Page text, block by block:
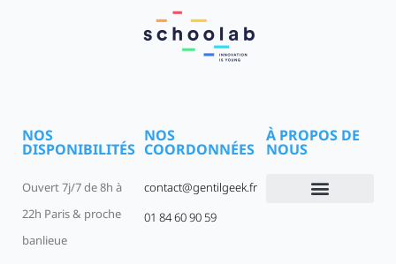
NOS
DISPONIBILITÉS
Ouvert 7j/7 de 8h à
22h Paris & proche
banlieue
NOS
COORDONNÉES
contact@gentilgeek.fr
01 84 60 90 59
À PROPOS DE
NOUS